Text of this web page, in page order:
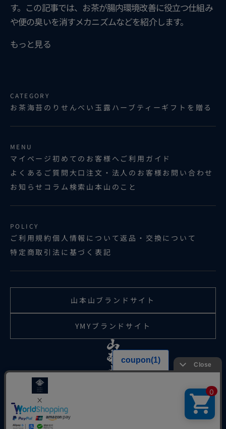
す。この記事では、お茶が腸内環境改善に役立つ仕組み
や便の臭いを消すメカニズムなどを紹介します。
もっと見る
CATEGORY
お茶 海苔 のりせんべい 玉露ハーブティー ギフトを贈る
MENU
マイページ 初めてのお客様へ ご利用ガイド
よくあるご質問 大口注文・法人のお客様お問い合わせ
お知らせ コラム 検索 山本山のこと
POLICY
ご利用規約 個人情報について返品・交換について
特定商取引法に基づく表記
山本山ブランドサイト
YMYブランドサイト